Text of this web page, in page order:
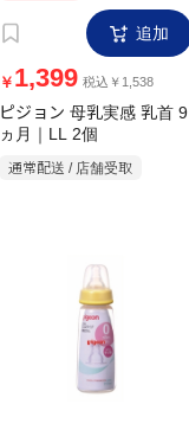
追加
￥ 1,399 税込￥1,538
ピジョン 母乳実感 乳首 9
ヵ月｜LL 2個
通常配送 / 店舗受取